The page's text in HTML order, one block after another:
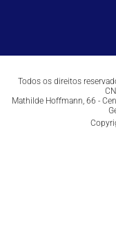
Todos os direitos
Mathilde Hoffmann, 66 -